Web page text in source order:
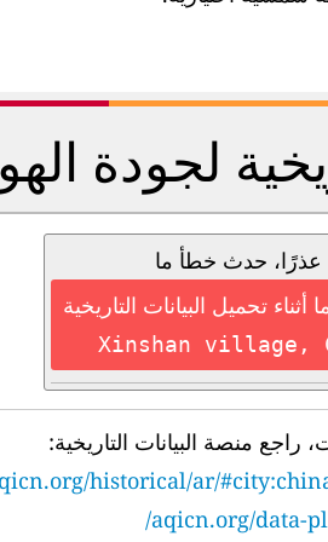
لجودة
عذرًا، حدث خطأ ما
تحميل البيانات التاريخية
Xinshan village,
راجع منصة البيانات التاريخية:
historical/ar/
aqicn.org/data-